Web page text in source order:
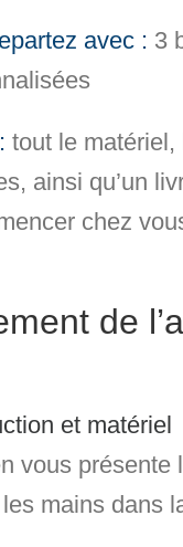
avec : 3
tout le
ainsi qu’un
chez
de
et matériel
vous présente
mains dans